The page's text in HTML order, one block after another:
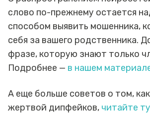
слово по-прежнему остается
способом выявить мошенника,
себя за вашего родственника.
фразе, которую знают только
Подробнее — в нашем
А еще больше советов о том,
жертвой дипфейков, читайте